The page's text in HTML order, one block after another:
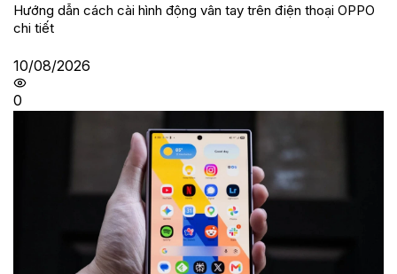
Hướng dẫn cách cài hình động vân tay trên điện thoại OPPO
chi tiết
10/08/2026
0